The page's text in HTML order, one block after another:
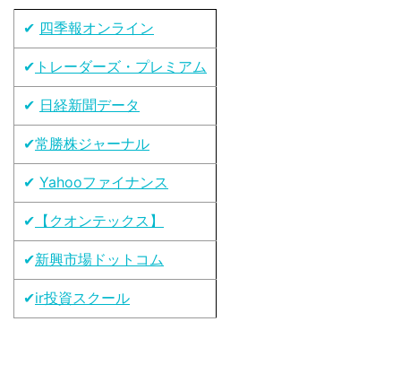
✔ 四季報オンライン
✔ トレーダーズ・プレミアム
✔ 日経新聞データ
✔常勝株ジャーナル
✔ Yahooファイナンス
✔ 【クオンテックス】
✔新興市場ドットコム
✔ir投資スクール